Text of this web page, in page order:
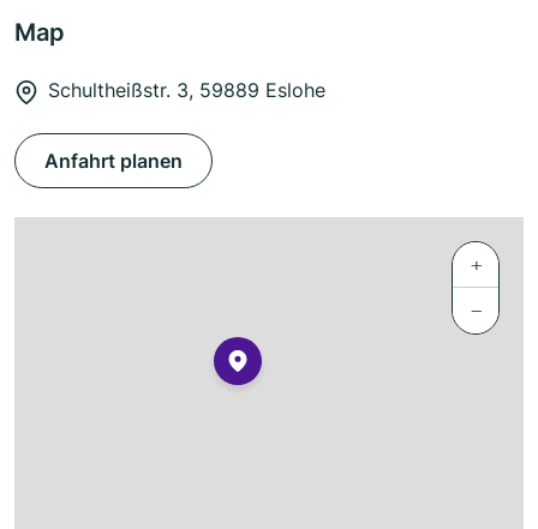
Map
Schultheißstr. 3, 59889 Eslohe
Anfahrt planen
+
−